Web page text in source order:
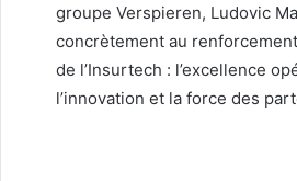
groupe Verspieren, Ludovic
concrètement au
de l’Insurtech : l’excellence
l’innovation et la force des